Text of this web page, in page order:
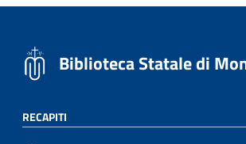
Biblioteca Statale di
RECAPITI